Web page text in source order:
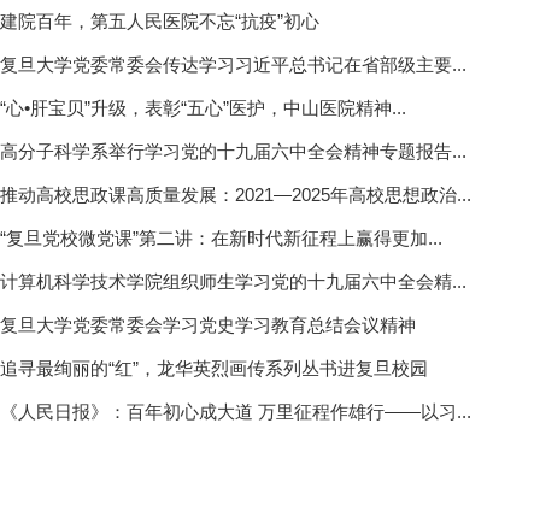
建院百年，第五人民医院不忘“抗疫”初心
复旦大学党委常委会传达学习习近平总书记在省部级主要...
“心•肝宝贝”升级，表彰“五心”医护，中山医院精神...
高分子科学系举行学习党的十九届六中全会精神专题报告...
推动高校思政课高质量发展：2021—2025年高校思想政治...
“复旦党校微党课”第二讲：在新时代新征程上赢得更加...
计算机科学技术学院组织师生学习党的十九届六中全会精...
复旦大学党委常委会学习党史学习教育总结会议精神
追寻最绚丽的“红”，龙华英烈画传系列丛书进复旦校园
《人民日报》：百年初心成大道 万里征程作雄行——以习...